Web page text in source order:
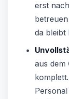
erst
da bleibt
aus dem